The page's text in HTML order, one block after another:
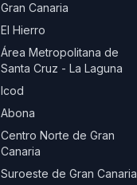
Gran Canaria
El Hierro
Área Metropolitana de
Santa Cruz - La Laguna
Icod
Abona
Centro Norte de Gran
Canaria
Suroeste de Gran Canaria